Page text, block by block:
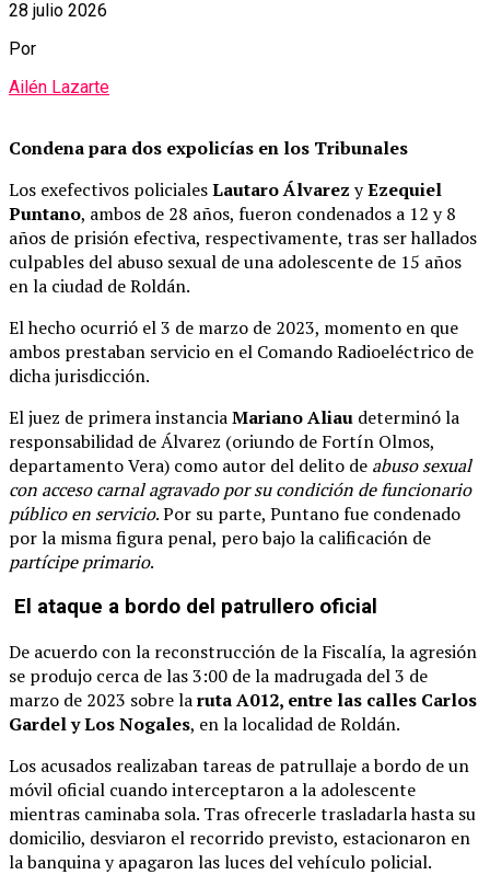
28 julio 2026
Por
Ailén Lazarte
Condena para dos expolicías en los Tribunales
Los exefectivos policialesLautaro Álvarez yEzequiel
Puntano, ambos de 28 años, fueron condenados a 12 y 8
años de prisión efectiva, respectivamente, tras ser hallados
culpables del abuso sexual de una adolescente de 15 años
en la ciudad de Roldán.
El hecho ocurrió el 3 de marzo de 2023, momento en que
ambos prestaban servicio en el Comando Radioeléctrico de
dicha jurisdicción.
El juez de primera instanciaMariano Aliau determinó la
responsabilidad de Álvarez (oriundo de Fortín Olmos,
departamento Vera) como autor del delito de abuso sexual
con acceso carnal agravado por su condición de funcionario
público en servicio. Por su parte, Puntano fue condenado
por la misma figura penal, pero bajo la calificación de
partícipe primario.
El ataque a bordo del patrullero oficial
De acuerdo con la reconstrucción de la Fiscalía, la agresión
se produjo cerca de las 3:00 de la madrugada del 3 de
marzo de 2023 sobre laruta A012, entre las calles Carlos
Gardel y Los Nogales, en la localidad de Roldán.
Los acusados realizaban tareas de patrullaje a bordo de un
móvil oficial cuando interceptaron a la adolescente
mientras caminaba sola. Tras ofrecerle trasladarla hasta su
domicilio, desviaron el recorrido previsto, estacionaron en
la banquina y apagaron las luces del vehículo policial.